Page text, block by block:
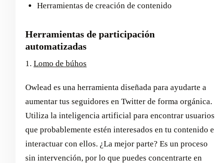
Herramientas de creación de contenido
Herramientas de participación
automatizadas
1. Lomo de búhos
Owlead es una herramienta diseñada para ayudarte a
aumentar tus seguidores en Twitter de forma orgánica.
Utiliza la inteligencia artificial para encontrar usuarios
que probablemente estén interesados en tu contenido e
interactuar con ellos. ¿La mejor parte? Es un proceso
sin intervención, por lo que puedes concentrarte en